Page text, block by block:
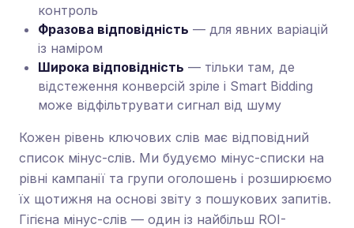
контроль
Фразова відповідність — для явних варіацій
із наміром
Широка відповідність — тільки там, де
відстеження конверсій зріле і Smart Bidding
може відфільтрувати сигнал від шуму
Кожен рівень ключових слів має відповідний
список мінус-слів. Ми будуємо мінус-списки на
рівні кампанії та групи оголошень і розширюємо
їх щотижня на основі звіту з пошукових запитів.
Гігієна мінус-слів — один із найбільш ROI-